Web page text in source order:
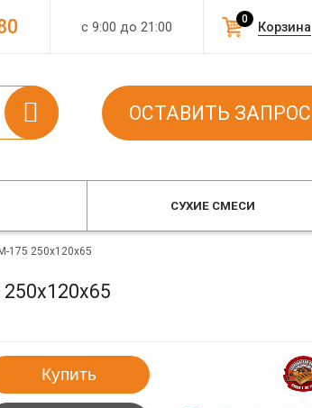
с 9:00 до 21:00 Корзина
0
ОСТАВИТЬ ЗАПРОС
СУХИЕ СМЕСИ
175 250x120x65
Купить